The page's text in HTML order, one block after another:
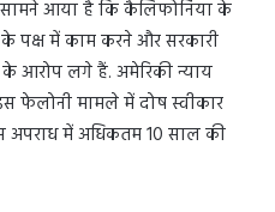
आया है कि कैलिफोर्निया के
पक्ष में काम करने और सरकारी
के आरोप लगे हैं. अमेरिकी न्याय
फेलोनी मामले में दोष स्वीकार
अपराध में अधिकतम 10 साल की